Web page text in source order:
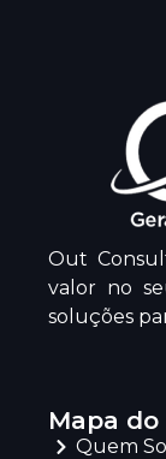
Out
valor no
soluções
Mapa do
Quem